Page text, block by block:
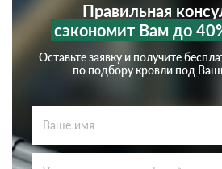
Правильная
сэкономит Вам до
Оставьте заявку и получите
по подбору кровли под